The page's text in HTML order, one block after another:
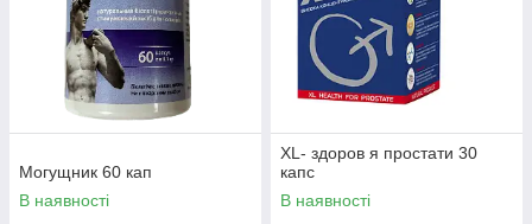
Могущник 60 кап
В наявності
XL- здоров я простати 30
капс
В наявності